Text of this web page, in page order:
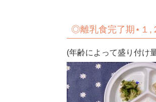
◎離乳食完了期⋆
(年齢によって盛り付け